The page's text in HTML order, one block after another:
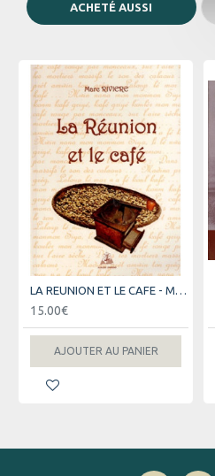
ACHETÉ AUSSI
LA REUNION ET LE CAFE - MARC RIVIERE - 2006
15.00€
AJOUTER AU PANIER